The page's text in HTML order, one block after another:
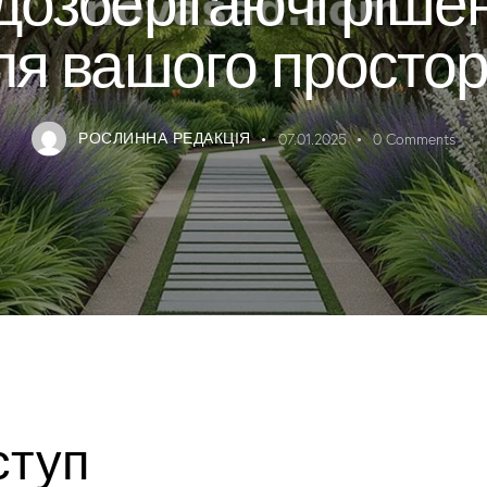
вашого
РОСЛИННА РЕДАКЦІЯ 07.01.2025 0 Comments